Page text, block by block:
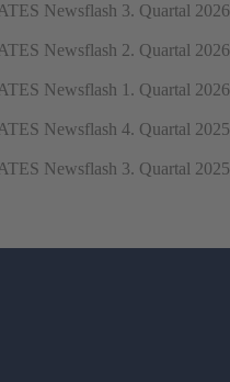
Newsflash 3. Quartal 2026
Newsflash 2. Quartal 2026
Newsflash 1. Quartal 2026
Newsflash 4. Quartal 2025
Newsflash 3. Quartal 2025